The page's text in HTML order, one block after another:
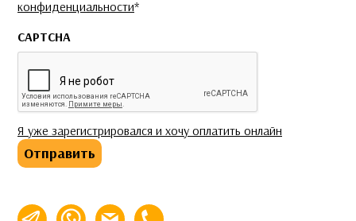
конфиденциальности*
CAPTCHA
Я уже зарегистрировался и хочу оплатить онлайн
Отправить
info@espalabra.ru
+7 (495) 920-32-76